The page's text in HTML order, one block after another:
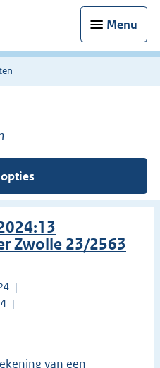
Menu
Zwolle 23/2563
van een